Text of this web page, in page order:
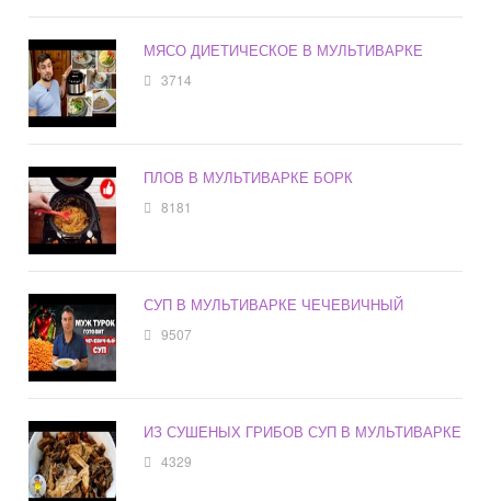
МЯСО ДИЕТИЧЕСКОЕ В МУЛЬТИВАРКЕ
3714
ПЛОВ В МУЛЬТИВАРКЕ БОРК
8181
СУП В МУЛЬТИВАРКЕ ЧЕЧЕВИЧНЫЙ
9507
ИЗ СУШЕНЫХ ГРИБОВ СУП В МУЛЬТИВАРКЕ
4329